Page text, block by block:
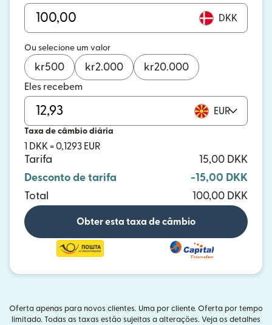
DKK
Ou selecione um valor
kr500 kr2.000 kr20.000
Eles recebem
EUR
Taxa de câmbio diária
1 DKK = 0,1293 EUR
Tarifa
15,00 DKK
Desconto de tarifa
-15,00 DKK
Total
100,00 DKK
Obter esta taxa de câmbio
Oferta apenas para novos clientes. Uma por cliente. Oferta por tempo
limitado. Todas as taxas estão sujeitas a alterações. Veja os detalhes